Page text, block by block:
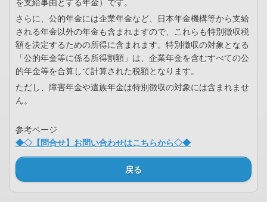
を支給事由とする年金）です。
さらに、公的年金には企業年金など、日本年金機構等から支給
される年金以外の年金も含まれますので、これらも特別徴収税
額を決定するための所得に含まれます。特別徴収の対象となる
「公的年金等に係る所得割額」は、企業年金を含むすべての公
的年金等を合算して計算された税額となります。
ただし、障害年金や遺族年金は特別徴収の対象には含まれませ
ん。
参考ページ
◆◇【問合せ】お問い合わせはこちらから◇◆
戻る